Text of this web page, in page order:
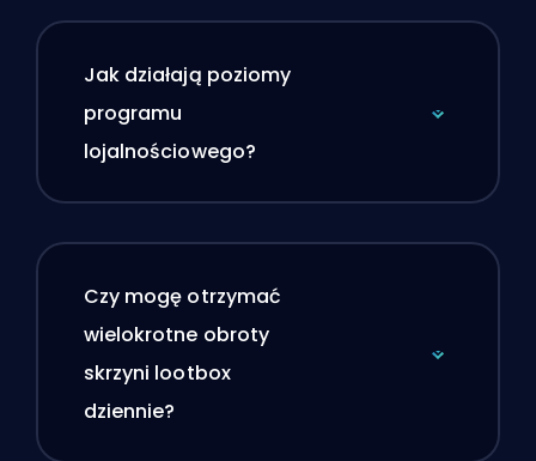
Jak działają poziomy
programu
lojalnościowego?
Czy mogę otrzymać
wielokrotne obroty
skrzyni lootbox
dziennie?